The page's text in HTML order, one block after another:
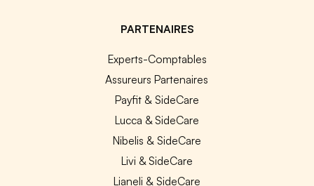
PARTENAIRES
Experts-Comptables
Assureurs Partenaires
Payfit & SideCare
Lucca & SideCare
Nibelis & SideCare
Livi & SideCare
Lianeli & SideCare